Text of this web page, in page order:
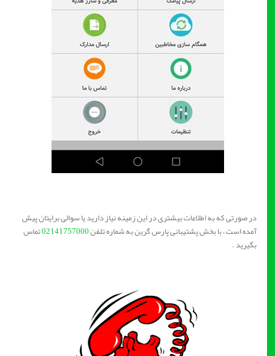
در صورتی که به اطلاعات بیشتری در این زمینه نیاز دارید یا سوالی برایتان پیش
آمده است ، با بخش پشتیبانی پارس گرین به شماره تلفن02141757000تماس
بگیرید .